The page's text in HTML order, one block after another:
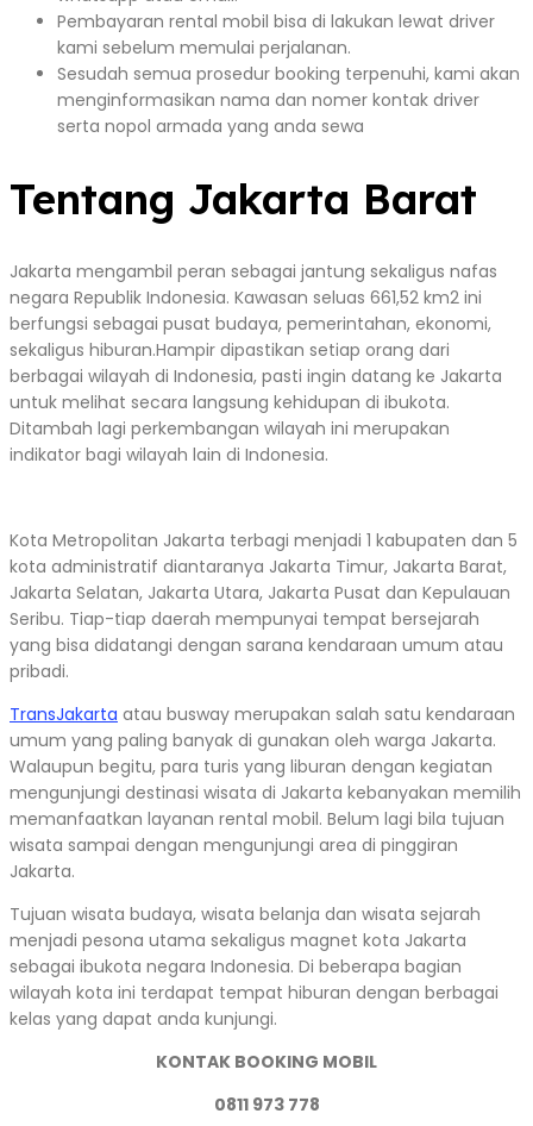
Pembayaran rental mobil bisa di lakukan lewat driver
kami sebelum memulai perjalanan.
Sesudah semua prosedur booking terpenuhi, kami akan
menginformasikan nama dan nomer kontak driver
serta nopol armada yang anda sewa
Tentang Jakarta Barat
Jakarta mengambil peran sebagai jantung sekaligus nafas
negara Republik Indonesia. Kawasan seluas 661,52 km2 ini
berfungsi sebagai pusat budaya, pemerintahan, ekonomi,
sekaligus hiburan.Hampir dipastikan setiap orang dari
berbagai wilayah di Indonesia, pasti ingin datang ke Jakarta
untuk melihat secara langsung kehidupan di ibukota.
Ditambah lagi perkembangan wilayah ini merupakan
indikator bagi wilayah lain di Indonesia.
Kota Metropolitan Jakarta terbagi menjadi 1 kabupaten dan 5
kota administratif diantaranya Jakarta Timur, Jakarta Barat,
Jakarta Selatan, Jakarta Utara, Jakarta Pusat dan Kepulauan
Seribu. Tiap-tiap daerah mempunyai tempat bersejarah
yang bisa didatangi dengan sarana kendaraan umum atau
pribadi.
TransJakarta atau busway merupakan salah satu kendaraan
umum yang paling banyak di gunakan oleh warga Jakarta.
Walaupun begitu, para turis yang liburan dengan kegiatan
mengunjungi destinasi wisata di Jakarta kebanyakan memilih
memanfaatkan layanan rental mobil. Belum lagi bila tujuan
wisata sampai dengan mengunjungi area di pinggiran
Jakarta.
Tujuan wisata budaya, wisata belanja dan wisata sejarah
menjadi pesona utama sekaligus magnet kota Jakarta
sebagai ibukota negara Indonesia. Di beberapa bagian
wilayah kota ini terdapat tempat hiburan dengan berbagai
kelas yang dapat anda kunjungi.
KONTAK BOOKING MOBIL
0811 973 778